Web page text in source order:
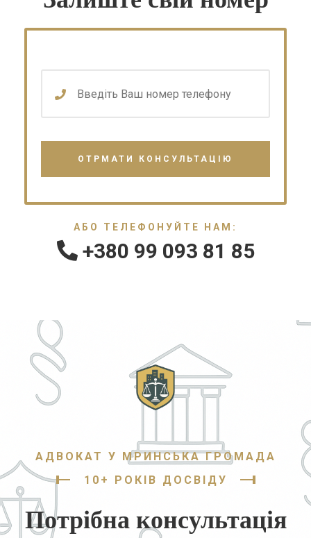
АБО ТЕЛЕФОНУЙТЕ НАМ:
+380 99 093 81 85
АДВОКАТ У МРИНСЬКА ГРОМАДА
10+ РОКІВ ДОСВІДУ
Потрібна консультація